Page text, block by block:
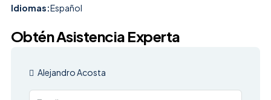
Obtén Asistencia Experta
Alejandro Acosta
Idiomas:Español